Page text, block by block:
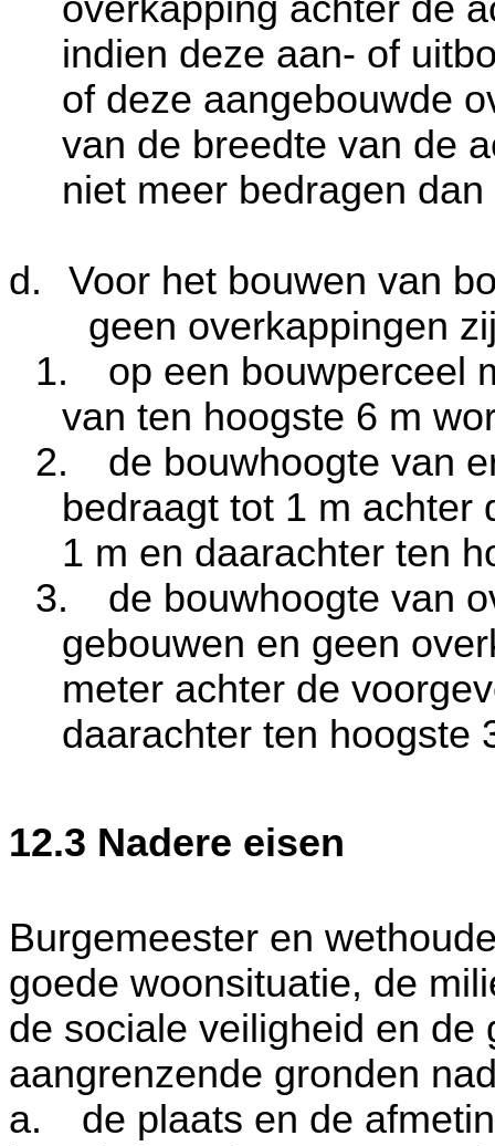
overkapping achter de
indien deze aan- of
of deze aangebouwde
van de breedte van de
niet meer bedragen dan
d.
Voor het bouwen van
geen overkappingen
1.
op een bouwperceel
van ten hoogste 6 m
2.
de bouwhoogte van
bedraagt tot 1 m achter
1 m en daarachter ten
3.
de bouwhoogte van
gebouwen en geen
meter achter de
daarachter ten hoogste
12.3 Nadere eisen
Burgemeester en
goede woonsituatie, de
de sociale veiligheid en
aangrenzende gronden
a.
de plaats en de